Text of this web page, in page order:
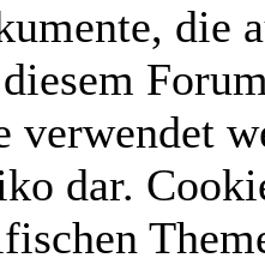
die
verwendet
dar.